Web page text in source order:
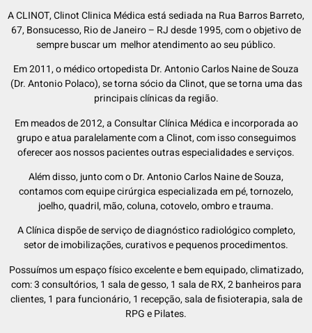
A CLINOT, Clinot Clinica Médica está sediada na Rua Barros Barreto,
67, Bonsucesso, Rio de Janeiro – RJ desde 1995, com o objetivo de
sempre buscar um melhor atendimento ao seu público.
Em 2011, o médico ortopedista Dr. Antonio Carlos Naine de Souza
(Dr. Antonio Polaco), se torna sócio da Clinot, que se torna uma das
principais clínicas da região.
Em meados de 2012, a Consultar Clínica Médica e incorporada ao
grupo e atua paralelamente com a Clinot, com isso conseguimos
oferecer aos nossos pacientes outras especialidades e serviços.
Além disso, junto com o Dr. Antonio Carlos Naine de Souza,
contamos com equipe cirúrgica especializada em pé, tornozelo,
joelho, quadril, mão, coluna, cotovelo, ombro e trauma.
A Clínica dispõe de serviço de diagnóstico radiológico completo,
setor de imobilizações, curativos e pequenos procedimentos.
Possuímos um espaço físico excelente e bem equipado, climatizado,
com: 3 consultórios, 1 sala de gesso, 1 sala de RX, 2 banheiros para
clientes, 1 para funcionário, 1 recepção, sala de fisioterapia, sala de
RPG e Pilates.